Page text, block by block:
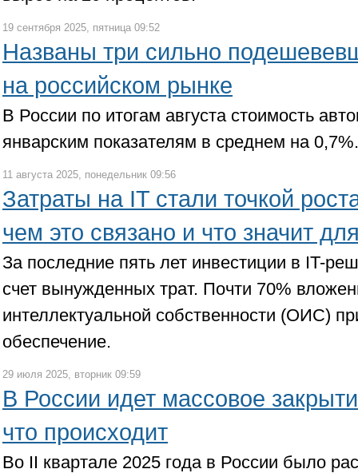
19 сентября 2025, пятница 09:52
Названы три сильно
на российском рынке
В России по итогам августа стоимость
январским показателям в среднем на 0,7%.
11 августа 2025, понедельник 09:56
Затраты на IT стали точкой
чем это связано и что значит
За последние пять лет инвестиции в IT-
счет вынужденных трат. Почти 70%
интеллектуальной собственности (ОИС)
обеспечение.
29 июля 2025, вторник 09:59
В России идет массовое
что происходит
Во II квартале 2025 года в России было